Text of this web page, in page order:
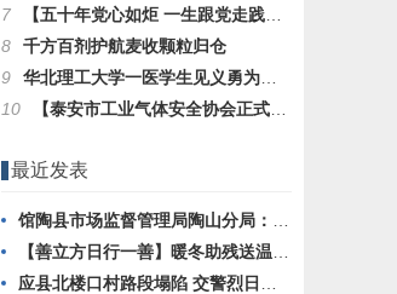
7
【五十年党心如炬 一生跟党走践初心】王绪润同志入党50周年感言
8
千方百剂护航麦收颗粒归仓
9
华北理工大学一医学生见义勇为救助突发心脏病群众
10
【泰安市工业气体安全协会正式成立】 开启行业规范发展新征程
最近发表
馆陶县市场监督管理局陶山分局：心系群众的好领导 跨域解忧显担当
【善立方日行一善】暖冬助残送温暖活动第四十站
应县北楼口村路段塌陷 交警烈日劝返保安全